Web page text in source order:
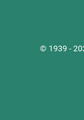
© 1939 -